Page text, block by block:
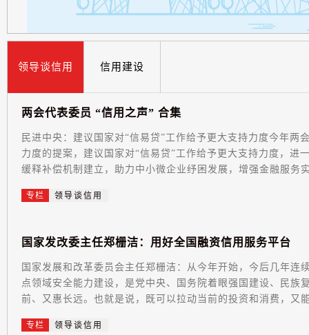
领导谈信用 信用建设
两会代表委员 “信用 之声” 合集
民进中央：建议国家对“信易贷”工作给予更大支持力度今年两
力度的提案，建议国家对“信易贷”工作给予更大支持力度，
缓释补偿机制建立，助力中小微企业纾困发展，增强金融服务
专栏 领导谈信用
国 家发改委主任郑栅洁： 用 好全国 融资信用 服务平台
国家发展和改革委员会主任郑栅洁：从今年开始，今后几年
点领域安全能力建设，是党中央、国务院着眼强国建设、民族
前、又惠长远。也就是说，既可以拉动当前的投资和消费，又
专栏 领导谈信用